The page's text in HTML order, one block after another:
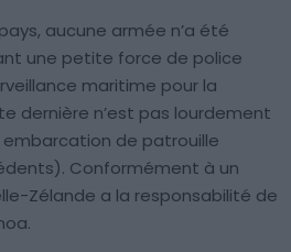
aucune armée n’a été
une petite force de police
maritime pour la
dernière n’est pas lourdement
de patrouille
Conformément à un
Zélande a la responsabilité de